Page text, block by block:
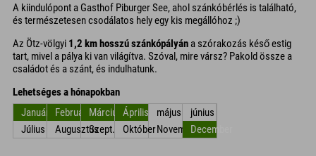
A kiindulópont a Gasthof Piburger See, ahol szánkóbérlés is található,
és természetesen csodálatos hely egy kis megállóhoz ;)
Az Ötz-völgyi 1,2 km hosszú szánkópályán a szórakozás késő estig
tart, mivel a pálya ki van világítva. Szóval, mire vársz? Pakold össze a
családot és a szánt, és indulhatunk.
Lehetséges a hónapokban
Január
Február Március Április május
június
Július
AugusztusSzept. OktóberNovemberDecember